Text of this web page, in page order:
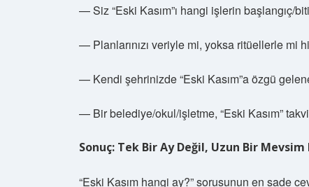
— Siz “Eski Kasım”ı hangi işlerin başlangıç/
— Planlarınızı veriyle mi, yoksa ritüellerle mi
— Kendi şehrinizde “Eski Kasım”a özgü
— Bir belediye/okul/işletme, “Eski Kasım”
Sonuç: Tek Bir Ay Değil, Uzun Bir Mevsim
“Eski Kasım hangi ay?” sorusunun en sade